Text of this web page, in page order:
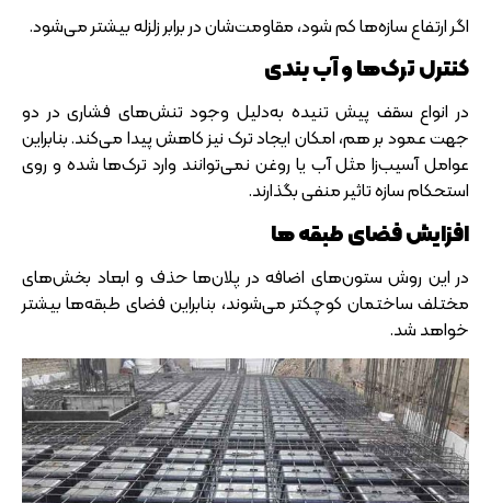
اگر ارتفاع سازه‌ها کم شود، مقاومت‌شان در برابر زلزله بیشتر می‌شود.
کنترل ترک‌ها و آب بندی
در انواع سقف پیش تنیده به‌دلیل وجود تنش‌های فشاری در دو
جهت عمود بر هم، امکان ایجاد ترک نیز کاهش پیدا می‌کند. بنابراین
عوامل آسیب‌زا مثل آب یا روغن نمی‌توانند وارد ترک‌ها شده و روی
استحکام سازه تاثیر منفی بگذارند.
افزایش فضای طبقه ها
در این روش ستون‌های اضافه در پلان‌ها حذف و ابعاد بخش‌های
مختلف ساختمان کوچکتر می‌شوند، بنابراین فضای طبقه‌ها بیشتر
خواهد شد.